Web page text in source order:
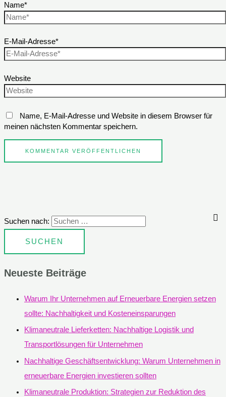
Name*
E-Mail-Adresse*
Website
Name, E-Mail-Adresse und Website in diesem Browser für
meinen nächsten Kommentar speichern.
Suchen nach:
Neueste Beiträge
Warum Ihr Unternehmen auf Erneuerbare Energien setzen
sollte: Nachhaltigkeit und Kosteneinsparungen
Klimaneutrale Lieferketten: Nachhaltige Logistik und
Transportlösungen für Unternehmen
Nachhaltige Geschäftsentwicklung: Warum Unternehmen in
erneuerbare Energien investieren sollten
Klimaneutrale Produktion: Strategien zur Reduktion des